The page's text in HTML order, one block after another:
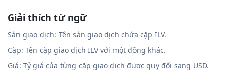
Giải thích từ ngữ
Sàn giao dịch: Tên sàn giao dịch chứa cặp ILV.
Cặp: Tên cặp giao dịch ILV với một đồng khác.
Giá: Tỷ giá của từng cặp giao dịch được quy đổi sang USD.